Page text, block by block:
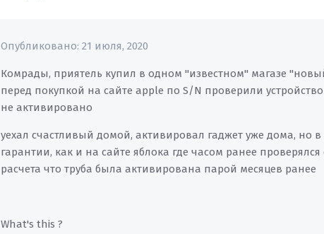
Опубликовано:21 июля, 2020
Комрады, приятель купил в одном "известном" магазе
перед покупкой на сайте apple по S/N проверили
не активировано
уехал счастливый домой, активировал гаджет уже дома, но
гарантии, как и на сайте яблока где часом ранее проверялся
расчета что труба была активирована парой месяцев ранее
What's this ?